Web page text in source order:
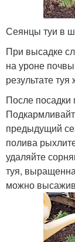
Сеянцы туи в
При высадке
на уроне
результате
После посадки
предыдущий
полива
удаляйте
туя,
можно